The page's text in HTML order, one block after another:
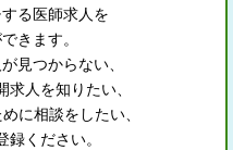
る医師求人を
きます。
見つからない、
人を知りたい、
に相談をしたい、
録ください。